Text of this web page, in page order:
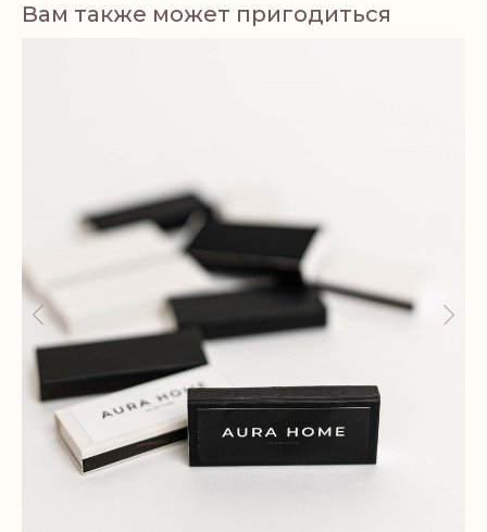
Вам также может пригодиться